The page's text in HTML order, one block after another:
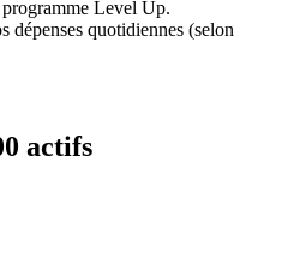
Level Up.
dépenses quotidiennes (selon
actifs